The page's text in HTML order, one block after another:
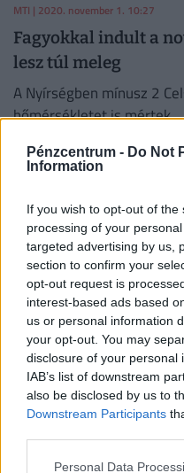
Pénzcentrum - Do Not
Information
If you wish to opt-out of
processing of your
targeted advertising by us,
section to confirm your
opt-out request is
interest-based ads based
us or personal information
your opt-out. You may
disclosure of your personal
IAB’s list of downstream
also be disclosed by us to
Downstream Participants
Personal Data
MTI | 2020. november 1. 10:27
Fagyokkal indult a
lesz túl meleg
A Nyírségben mínusz 2
hőmérsékletet is mértek.
PÉNZCENTRUM| 2020. október 27.
november, száraz
Nem csak a csapoltból
PÉNZCENTRUM| 2020. október 15.
Szigorúbb
különben
Magyarországon
MTI| 2020. április 1. 22:10